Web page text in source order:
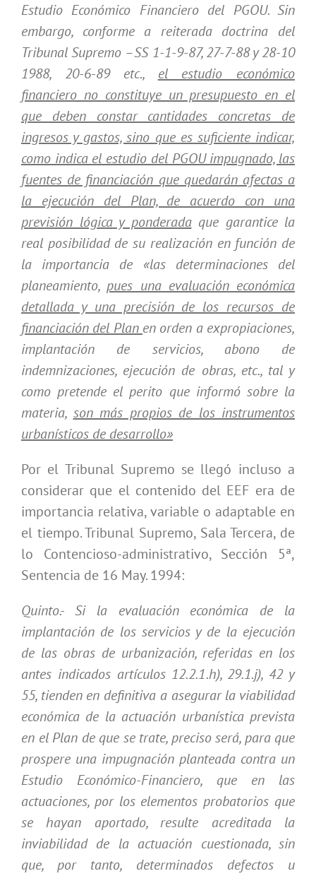
Estudio Económico Financiero del PGOU. Sin
embargo, conforme a reiterada doctrina del
Tribunal Supremo –SS 1-1-9-87, 27-7-88 y 28-10
1988, 20-6-89 etc., el estudio económico
financiero no constituye un presupuesto en el
que deben constar cantidades concretas de
ingresos y gastos, sino que es suficiente indicar,
como indica el estudio del PGOU impugnado, las
fuentes de financiación que quedarán afectas a
la ejecución del Plan, de acuerdo con una
previsión lógica y ponderadaque garantice la
real posibilidad de su realización en función de
la importancia de «las determinaciones del
planeamiento, pues una evaluación económica
detallada y una precisión de los recursos de
financiación del Plan en orden a expropiaciones,
implantación de servicios, abono de
indemnizaciones, ejecución de obras, etc., tal y
como pretende el perito que informó sobre la
materia, son más propios de los instrumentos
urbanísticos de desarrollo»
Por el Tribunal Supremo se llegó incluso a
considerar que el contenido del EEF era de
importancia relativa, variable o adaptable en
el tiempo. Tribunal Supremo, Sala Tercera, de
lo Contencioso-administrativo, Sección 5ª,
Sentencia de 16 May. 1994:
Quinto.- Si la evaluación económica de la
implantación de los servicios y de la ejecución
de las obras de urbanización, referidas en los
antes indicados artículos 12.2.1.h), 29.1.j), 42 y
55, tienden en definitiva a asegurar la viabilidad
económica de la actuación urbanística prevista
en el Plan de que se trate, preciso será, para que
prospere una impugnación planteada contra un
Estudio Económico-Financiero, que en las
actuaciones, por los elementos probatorios que
se hayan aportado, resulte acreditada la
inviabilidad de la actuación cuestionada, sin
que, por tanto, determinados defectos u